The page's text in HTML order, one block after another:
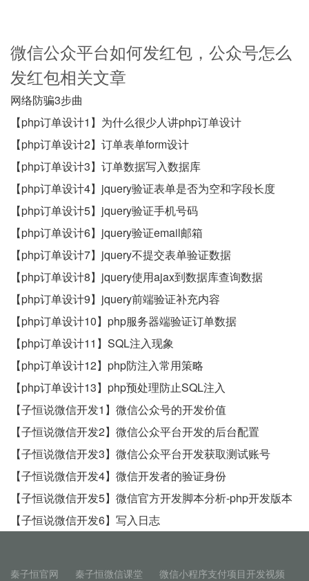
微信公众平台如何发红包，公众号怎么
发红包相关文章
网络防骗3步曲
【php订单设计1】为什么很少人讲php订单设计
【php订单设计2】订单表单form设计
【php订单设计3】订单数据写入数据库
【php订单设计4】jquery验证表单是否为空和字段长度
【php订单设计5】jquery验证手机号码
【php订单设计6】jquery验证email邮箱
【php订单设计7】jquery不提交表单验证数据
【php订单设计8】jquery使用ajax到数据库查询数据
【php订单设计9】jquery前端验证补充内容
【php订单设计10】php服务器端验证订单数据
【php订单设计11】SQL注入现象
【php订单设计12】php防注入常用策略
【php订单设计13】php预处理防止SQL注入
【子恒说微信开发1】微信公众号的开发价值
【子恒说微信开发2】微信公众平台开发的后台配置
【子恒说微信开发3】微信公众平台开发获取测试账号
【子恒说微信开发4】微信开发者的验证身份
【子恒说微信开发5】微信官方开发脚本分析-php开发版本
【子恒说微信开发6】写入日志
秦子恒官网 秦子恒微信课堂 微信小程序支付项目开发视频